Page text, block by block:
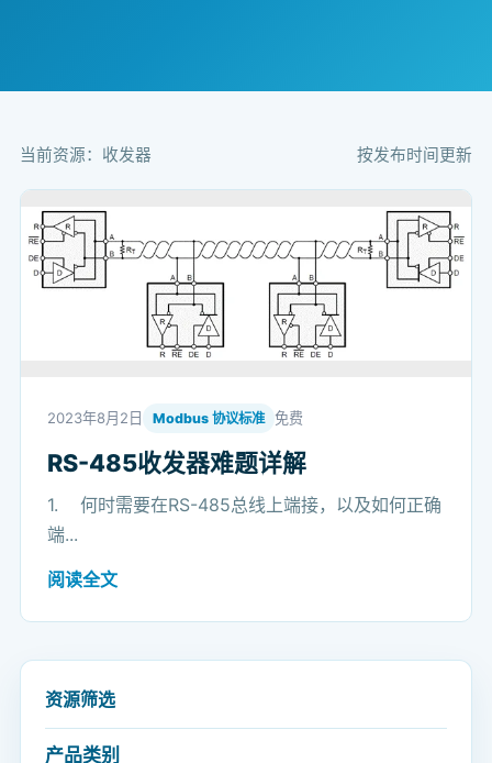
当前资源：收发器 按发布时间更新
2023年8月2日 Modbus 协议标准 免费
RS-485收发器难题详解
1. 何时需要在RS-485总线上端接，以及如何正确
端...
阅读全文
资源筛选
产品类别